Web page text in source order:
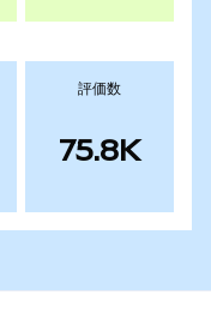
評価数
75.8K